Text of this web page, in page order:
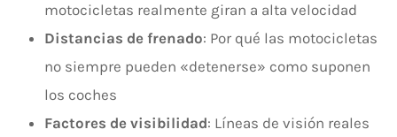
motocicletas realmente giran a alta velocidad
Distancias de frenado: Por qué las motocicletas
no siempre pueden «detenerse» como suponen
los coches
Factores de visibilidad: Líneas de visión reales